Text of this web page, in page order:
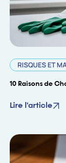
RISQUES ET
10 Raisons de
Lire l'article